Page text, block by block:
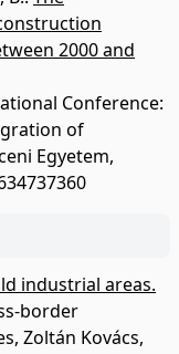
2000 and
Conference:
of
Egyetem,
industrial areas.
border
Zoltán Kovács,